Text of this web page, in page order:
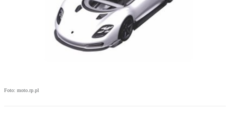
Foto: moto.rp.pl